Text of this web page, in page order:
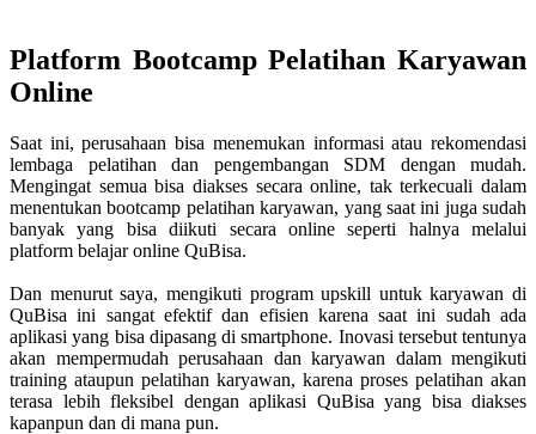
Platform Bootcamp Pelatihan Karyawan
Online
Saat ini, perusahaan bisa menemukan informasi atau rekomendasi
lembaga pelatihan dan pengembangan SDM dengan mudah.
Mengingat semua bisa diakses secara online, tak terkecuali dalam
menentukan bootcamp pelatihan karyawan, yang saat ini juga sudah
banyak yang bisa diikuti secara online seperti halnya melalui
platform belajar online QuBisa.
Dan menurut saya, mengikuti program upskill untuk karyawan di
QuBisa ini sangat efektif dan efisien karena saat ini sudah ada
aplikasi yang bisa dipasang di smartphone. Inovasi tersebut tentunya
akan mempermudah perusahaan dan karyawan dalam mengikuti
training ataupun pelatihan karyawan, karena proses pelatihan akan
terasa lebih fleksibel dengan aplikasi QuBisa yang bisa diakses
kapanpun dan di mana pun.